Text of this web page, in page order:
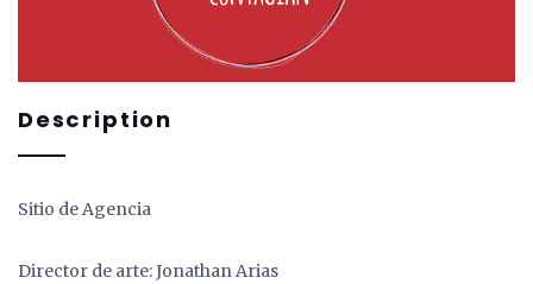
Description
Sitio de Agencia
Director de arte: Jonathan Arias